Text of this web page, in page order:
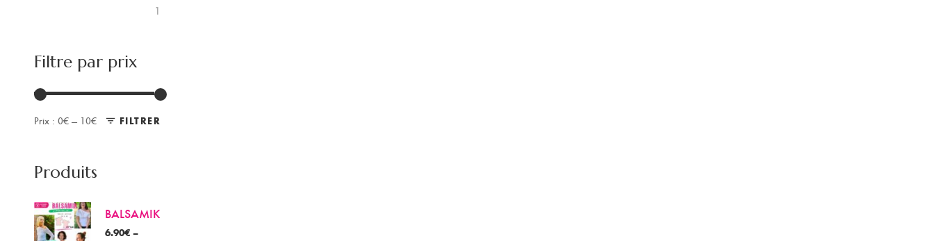
1
Filtre par prix
FILTRER
Prix : 0€— 10€
Produits
BALSAMIK
6.90€–